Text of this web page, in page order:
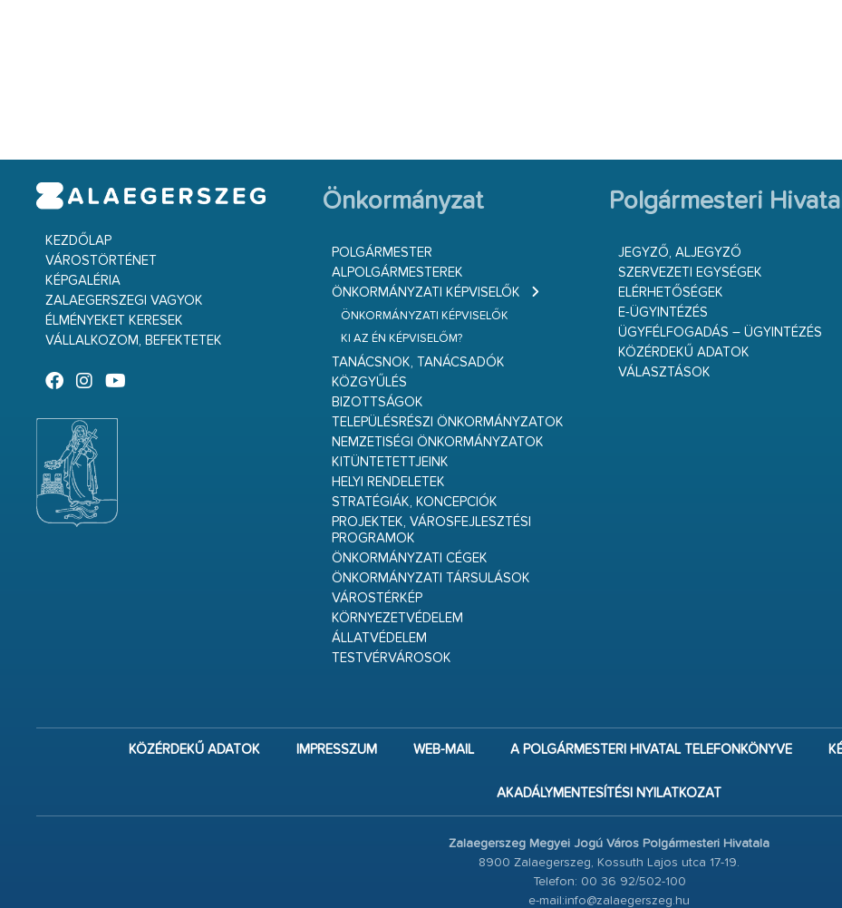
KEZDŐLAP
VÁROSTÖRTÉNET
KÉPGALÉRIA
ZALAEGERSZEGI VAGYOK
ÉLMÉNYEKET KERESEK
VÁLLALKOZOM, BEFEKTETEK
Önkormányzat
POLGÁRMESTER
ALPOLGÁRMESTEREK
ÖNKORMÁNYZATI KÉPVISELŐK
ÖNKORMÁNYZATI KÉPVISELŐK
KI AZ ÉN KÉPVISELŐM?
TANÁCSNOK, TANÁCSADÓK
KÖZGYŰLÉS
BIZOTTSÁGOK
TELEPÜLÉSRÉSZI ÖNKORMÁNYZATOK
NEMZETISÉGI ÖNKORMÁNYZATOK
KITÜNTETETTJEINK
HELYI RENDELETEK
STRATÉGIÁK, KONCEPCIÓK
PROJEKTEK, VÁROSFEJLESZTÉSI
PROGRAMOK
ÖNKORMÁNYZATI CÉGEK
ÖNKORMÁNYZATI TÁRSULÁSOK
VÁROSTÉRKÉP
KÖRNYEZETVÉDELEM
ÁLLATVÉDELEM
TESTVÉRVÁROSOK
Polgármesteri
JEGYZŐ, ALJEGYZŐ
SZERVEZETI EGYSÉGEK
ELÉRHETŐSÉGEK
E-ÜGYINTÉZÉS
ÜGYFÉLFOGADÁS – ÜGYINTÉZÉS
KÖZÉRDEKŰ ADATOK
VÁLASZTÁSOK
KÖZÉRDEKŰ ADATOK IMPRESSZUM WEB-MAIL A POLGÁRMESTERI HIVATAL TELEFONKÖNYVE
AKADÁLYMENTESÍTÉSI NYILATKOZAT
Zalaegerszeg Megyei Jogú Város Polgármesteri Hivatala
8900 Zalaegerszeg, Kossuth Lajos utca 17-19.
Telefon: 00 36 92/502-100
e-mail:info@zalaegerszeg.hu